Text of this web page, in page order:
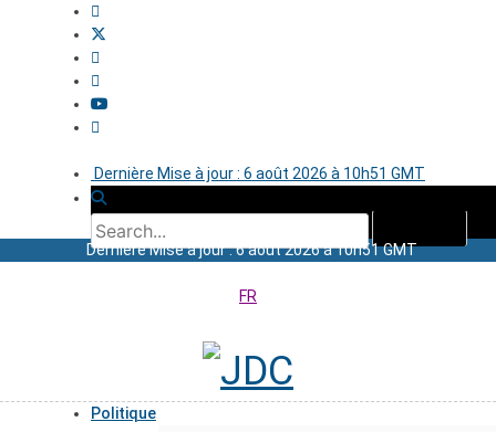
Dernière Mise à jour : 6 août 2026 à 10h51 GMT
Dernière Mise à jour : 6 août 2026 à 10h51 GMT
FR
Politique